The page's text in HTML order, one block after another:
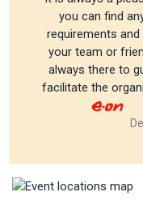
you can find
requirements
your team or
always there to
facilitate the